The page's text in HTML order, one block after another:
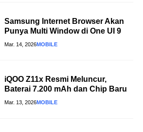
Samsung Internet Browser Akan
Punya Multi Window di One UI 9
Mar. 14, 2026MOBILE
iQOO Z11x Resmi Meluncur,
Baterai 7.200 mAh dan Chip Baru
Mar. 13, 2026MOBILE